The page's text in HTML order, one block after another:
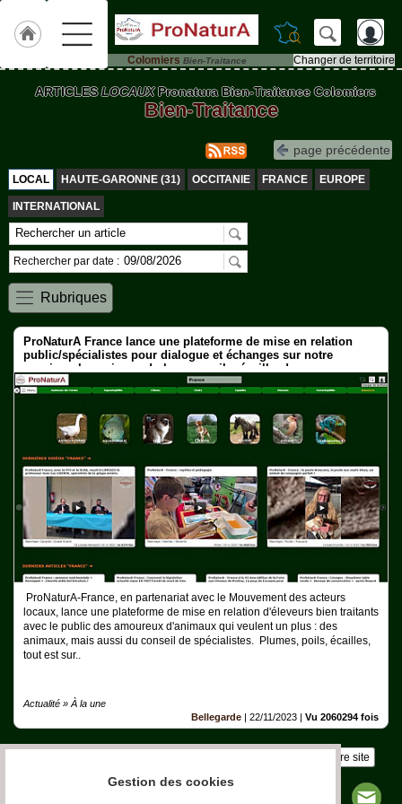
Colomiers Bien-Traitance
Changer de territoire
Accueil
Qui
sommes-
nous
Textes
de
Lois
Annonces
Animaux-
Ferme
Aquariophilie
Chiens
Furets
Equidés
Oiseaux
Terrariophilie
Elevage-
Conservatoire
Traitance
Legislation
ARTICLESLOCAUXPronatura Bien-Traitance Colomiers
Bien-Traitance
page précédente
LOCAL HAUTE-GARONNE (31) OCCITANIE FRANCE EUROPE
INTERNATIONAL
Rechercher par date :
Rubriques
ProNaturA France lance une plateforme de mise en relation
public/spécialistes pour dialogue et échanges sur notre
passion : les animaux ! plumes, poils, écailles !
ProNaturA-France, en partenariat avec le Mouvement des acteurs
locaux, lance une plateforme de mise en relation d'éleveurs bien traitants
avec le public des amoureux d'animaux qui veulent un plus : des
animaux, mais aussi du conseil de spécialistes. Plumes, poils, écailles,
tout est sur..
Actualité » À la une
Bellegarde | 22/11/2023 | Vu 2060294 fois
Insérez sur votre site
Gestion des cookies